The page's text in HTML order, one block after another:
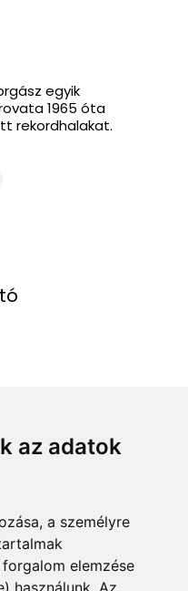
az adatok
a személyre
elemzése
használunk. Az
egyik
1965 óta
rekordhalakat.
Linkek